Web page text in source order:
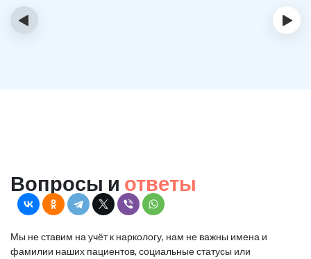
‹ ›
Вопросы и ответы
Мы не ставим на учёт к наркологу, нам не важны имена и
фамилии наших пациентов, социальные статусы или